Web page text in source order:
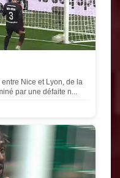
Nice et Lyon, de la
par une défaite n...